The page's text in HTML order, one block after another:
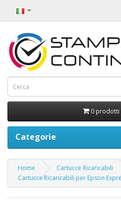
0 prodotti
Categorie
Home
Cartucce Ricaricabili
Cartucce Ricaricabili per Epson